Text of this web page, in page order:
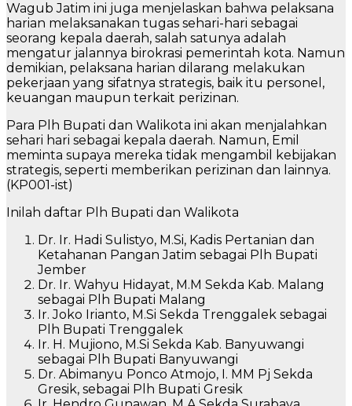
Wagub Jatim ini juga menjelaskan bahwa pelaksana
harian melaksanakan tugas sehari-hari sebagai
seorang kepala daerah, salah satunya adalah
mengatur jalannya birokrasi pemerintah kota. Namun
demikian, pelaksana harian dilarang melakukan
pekerjaan yang sifatnya strategis, baik itu personel,
keuangan maupun terkait perizinan.
Para Plh Bupati dan Walikota ini akan menjalahkan
sehari hari sebagai kepala daerah. Namun, Emil
meminta supaya mereka tidak mengambil kebijakan
strategis, seperti memberikan perizinan dan lainnya.
(KP001-ist)
Inilah daftar Plh Bupati dan Walikota
Dr. Ir. Hadi Sulistyo, M.Si, Kadis Pertanian dan
Ketahanan Pangan Jatim sebagai Plh Bupati
Jember
Dr. Ir. Wahyu Hidayat, M.M Sekda Kab. Malang
sebagai Plh Bupati Malang
Ir. Joko Irianto, M.Si Sekda Trenggalek sebagai
Plh Bupati Trenggalek
Ir. H. Mujiono, M.Si Sekda Kab. Banyuwangi
sebagai Plh Bupati Banyuwangi
Dr. Abimanyu Ponco Atmojo, I. MM Pj Sekda
Gresik, sebagai Plh Bupati Gresik